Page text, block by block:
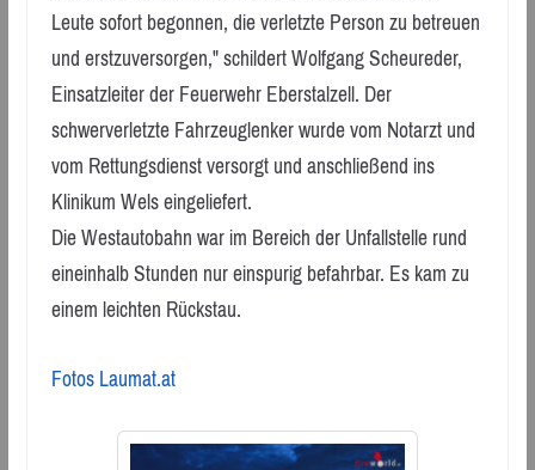
Leute sofort begonnen, die verletzte Person zu betreuen
und erstzuversorgen," schildert Wolfgang Scheureder,
Einsatzleiter der Feuerwehr Eberstalzell. Der
schwerverletzte Fahrzeuglenker wurde vom Notarzt und
vom Rettungsdienst versorgt und anschließend ins
Klinikum Wels eingeliefert.
Die Westautobahn war im Bereich der Unfallstelle rund
eineinhalb Stunden nur einspurig befahrbar. Es kam zu
einem leichten Rückstau.
Fotos Laumat.at